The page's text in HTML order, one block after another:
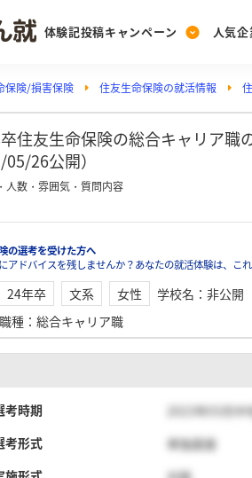
体験記投稿キャンペーン
Post
投稿する
人気
Ranking
ランキングを見る
PickUp
注目の企業特集
動画で知ろう！業界
保険/損害保険 住友生命保険の就活情報
住友生命保険の総合キャリア職
05/26公開）
人数・雰囲気・質問内容
の選考を受けた方へ
アドバイスを残しませんか？あなたの就活体験は、こ
24年卒 文系 女性 学校名 ： 非公開
職種 ： 総合キャリア職
考時期
2023年03月中
考形式
単独面接